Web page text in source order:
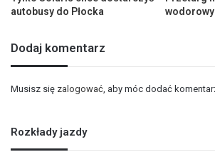
autobusy do Płocka
Dodaj komentarz
Musisz się zalogować, aby móc dodać
Rozkłady jazdy